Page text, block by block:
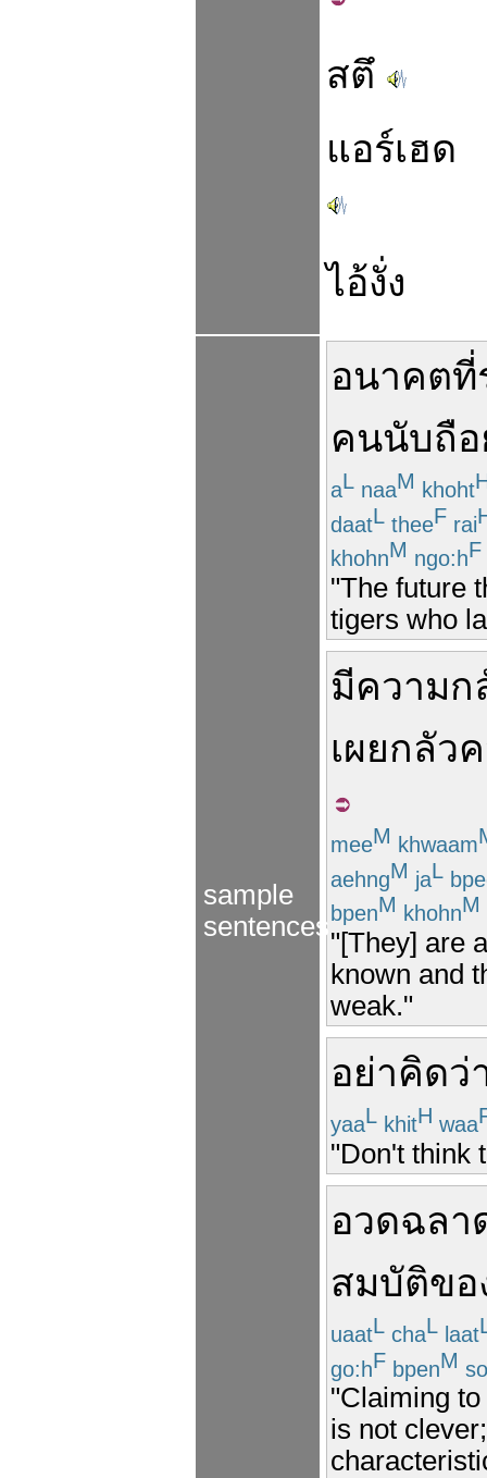
สตึ
แอร์เฮด
ไอ้งั่ง
sample
sentences
อนาคตที่
คนนับถือ
aL naaM khoht
daatL theeF rai
khohnM ngo:hF
"The future
tigers who
มีความก
เผยกลัว
meeM khwaam
aehngM jaL
bpenM khohnM
"[They] are
known and
weak."
อย่าคิดว่
yaaL khitH waa
"Don't think
อวดฉลา
สมบัติขอ
uaatL chaL laat
go:hF bpenM
"Claiming
is not